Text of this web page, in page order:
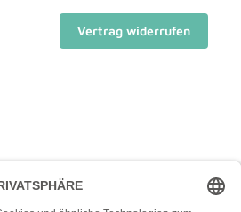
Vertrag widerrufen